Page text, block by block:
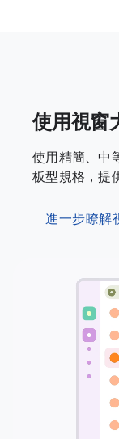
使用視窗
使用精簡、中
板型規格，提
進一步瞭解